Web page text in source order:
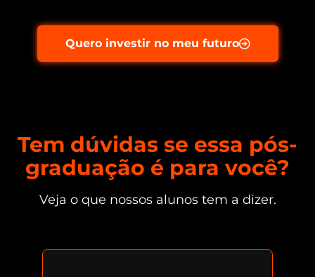
Quero investir no meu futuro
Tem dúvidas se essa pós-
graduação é para você?
Veja o que nossos alunos tem a dizer.